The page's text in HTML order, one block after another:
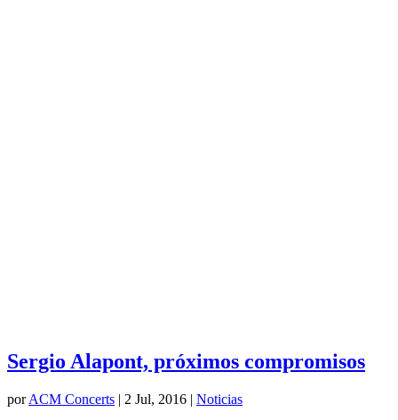
Sergio Alapont, próximos compromisos
porACM Concerts | 2 Jul, 2016 | Noticias